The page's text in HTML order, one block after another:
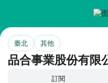
品合事業股份有限
臺北 其他
訂閱